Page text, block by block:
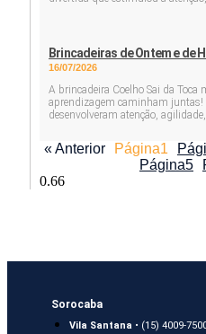
Brincadeiras de Ontem e de
16/07/2026
A brincadeira Coelho Sai da Toca
aprendizagem caminham juntas!
desenvolveram atenção,
« Anterior Página1
Página5
Sorocaba
Vila Santana • (15) 4009-